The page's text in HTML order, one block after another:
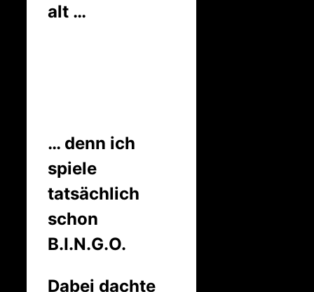
alt …
… denn ich
spiele
tatsächlich
schon
B.I.N.G.O.
Dabei dachte